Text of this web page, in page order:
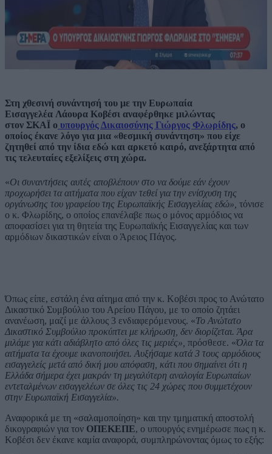
Στη χθεσινή συνάντησή του με την Ευρωπαία
Εισαγγελέα Λάουρα Κοβέσι αναφέρθηκε μιλώντας
στον ΣΚΑΪ ο υπουργός Δικαιοσύνης Γιώργος Φλωρίδης, ο
οποίoς έκανε λόγο για μια «θεσμική συνάντηση» που είχε
ζητηθεί από την ίδια εδώ και αρκετό καιρό, ανεξάρτητα από
τις τελευταίες εξελίξεις στη χώρα.
«Οι συναντήσεις αυτές αποβλέπουν στο να δούμε εάν έχουν
προχωρήσει τα αιτήματα που είχαν τεθεί για την ενίσχυση της
οργάνωσης του γραφείου της Ευρωπαϊκής Εισαγγελίας εδώ», τόνισε
ο κ. Φλωρίδης, ο οποίος επανέλαβε πως ο μόνος αρμόδιος να
αποφασίσει για τη θητεία της Ευρωπαϊκής Εισαγγελίας και των
αρμόδιων δικαστικών είναι ο Άρειος Πάγος.
Όπως είπε, εστάλη ένα αίτημα από την κ. Κοβέσι προς το Ανώτατο
Δικαστικό Συμβούλιο του Αρείου Πάγου, με το οποίο ζητάει
ανανέωση, μαζί με άλλους 3 ενδιαφερόμενους. «Το Ανώτατο
Δικαστικό Συμβούλιο προκύπτει με κλήρωση, δεν διορίζεται. Άρα
μιλάμε για κάτι αδιάβλητο από όλες τις μεριές», πρόσθεσε. «Όλα τα
αιτήματα τα έχουμε ικανοποιήσει. Αυξήσαμε κατά 3 τους αρμόδιους
εισαγγελείς μετά από δική μου απόφαση, κάτι που σημαίνει ότι η
Ελλάδα σήμερα έχει μακράν τη μεγαλύτερη αναλογία Ευρωπαίων
εντεταλμένων εισαγγελέων σε όλες τις 24 χώρες που συμμετέχουν
στην Ευρωπαϊκή Εισαγγελία».
Αναφορικά με τη «σαλαμοποίηση» και την τμηματική αποστολή
δικογραφιών για τον ΟΠΕΚΕΠΕ, ο υπουργός ενημέρωσε πως η κ.
Κοβέσι δεν έκανε καμία αναφορά, συμπληρώνοντας όμως το εξής: